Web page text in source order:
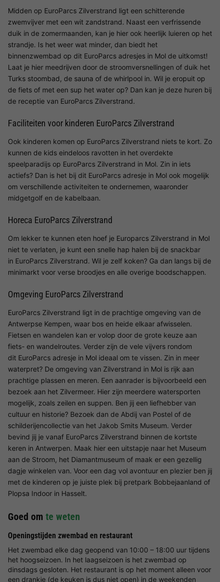
Midden op EuroParcs Zilverstrand ligt een schitterende
zwemvijver met een wit zandstrand. Naast een verfrissende
duik in de zomermaanden, kan je hier ook heerlijk luieren op het
strandje. Is het weer wat minder, dan biedt het
binnenzwembad op dit EuroParcs adresjes in Mol de uitkomst!
Laat je hier meedrijven door de stroomversnellingen of duik het
Turks stoombad, de sauna of de whirlpool in. Wil je eropuit op
de fiets of met een sup het water op? Dan kan je deze huren bij
de receptie van EuroParcs Zilverstrand.
Faciliteiten voor kinderen EuroParcs Zilverstrand
Ook kinderen komen op EuroParcs Zilverstrand niets te kort. Zo
kunnen de kids eindeloos ravotten in het overdekte
speelparadijs op EuroParcs Zilverstrand in Mol. Zin in iets
actiefs? Dan is het bij dit EuroParcs adresje in Mol ook mogelijk
om verschillende activiteiten te ondernemen, waaronder
midgetgolf en de kabelbaan.
Horeca EuroParcs Zilverstrand
Om lekker te kunnen eten hoef je Europarcs Zilverstrand in Mol
niet te verlaten, je kunt een snelle hap halen bij de snackbar
in EuroParcs Zilverstrand. Wil je zelf koken? Ga dan langs bij de
minimarkt voor verse broodjes en alle overige boodschappen.
Omgeving EuroParcs Zilverstrand
EuroParcs Zilverstrand ligt in de prachtige omgeving van de
Antwerpse Kempen, waar bos en heide elkaar afwisselen.
Fietsen en wandelen kan er volop door de grote keuze aan
fiets- en wandelroutes. Verder zijn de vele vijvers rondom
dit EuroParcs adresje in Mol ideaal om te vissen. Zin in meer
waterpret? De omgeving van Zilverstrand in Mol is rijk aan
prachtige plassen en meren. Een aanrader is bijvoorbeeld een
bezoek aan het Zilvermeer. Hier zijn meerdere watersporten
mogelijk, zoals zeilen en suppen. Ben jij een liefhebber van
cultuur en historie? Bezoek dan de Abdij van Postel of de
schilderijencollectie van het Jakob Smits Museum. Verder
bevind jij je vanaf EuroParcs Zilverstrand binnen de kortste
keren in Antwerpen. Maak hier een uitstapje naar het Museum
aan de Stroom, het Diamantmuseum of maak er een gezellig
dagje winkelen van. Voor een dag vol avontuur en plezier ben jij
met de kinderen op je juiste plek bij pretpark Bobbejaanland of
Plopsa Indoor in Hasselt.
Goed om te weten
Openingstijden zwembad en restaurant
Het zwembad elke dag geopend van 10:00 – 18:00 uur tijdens
het hoogseizoen. In het laagseizoen is het zwembad op
dinsdags gesloten. Het restaurant is op het moment alleen voor
een drankje (de keuken is dus niet open) in de weekenden